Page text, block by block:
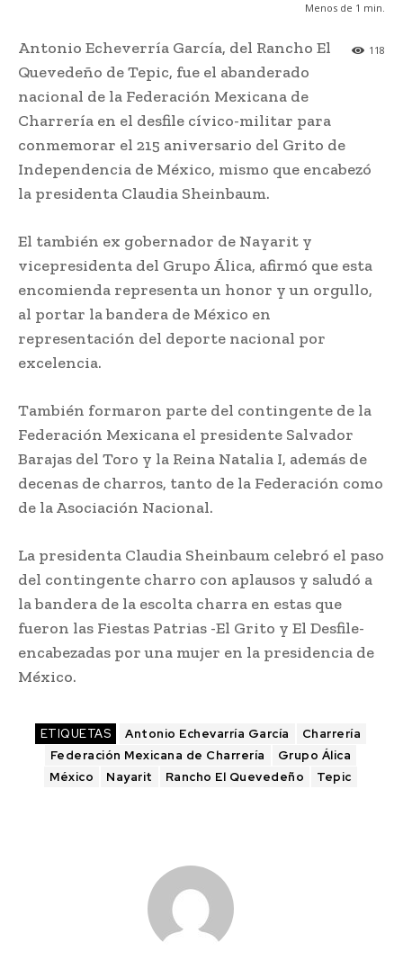
Menos de 1 min.
118
Antonio Echeverría García, del Rancho El
Quevedeño de Tepic, fue el abanderado
nacional de la Federación Mexicana de
Charrería en el desfile cívico-militar para
conmemorar el 215 aniversario del Grito de
Independencia de México, mismo que encabezó
la presidenta Claudia Sheinbaum.
El también ex gobernador de Nayarit y
vicepresidenta del Grupo Álica, afirmó que esta
encomienda representa un honor y un orgullo,
al portar la bandera de México en
representación del deporte nacional por
excelencia.
También formaron parte del contingente de la
Federación Mexicana el presidente Salvador
Barajas del Toro y la Reina Natalia I, además de
decenas de charros, tanto de la Federación como
de la Asociación Nacional.
La presidenta Claudia Sheinbaum celebró el paso
del contingente charro con aplausos y saludó a
la bandera de la escolta charra en estas que
fueron las Fiestas Patrias -El Grito y El Desfile-
encabezadas por una mujer en la presidencia de
México.
ETIQUETAS Antonio Echevarría García
Charrería
Federación Mexicana de Charrería
Grupo Álica
México
Nayarit Rancho El Quevedeño Tepic